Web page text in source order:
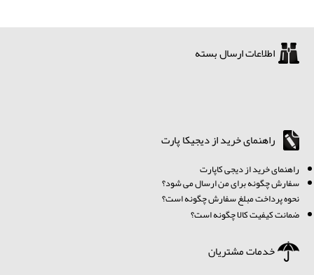
اطلاعات ارسال بسته
راهنمای خرید از دیجیکا پارت
راهنمای خرید از دیجی کاپارت
سفارش چگونه برای من ارسال می شود؟
نحوه پرداخت مبلغ سفارش چگونه است؟
ضمانت کیفیت کالا چگونه است؟
خدمات مشتریان